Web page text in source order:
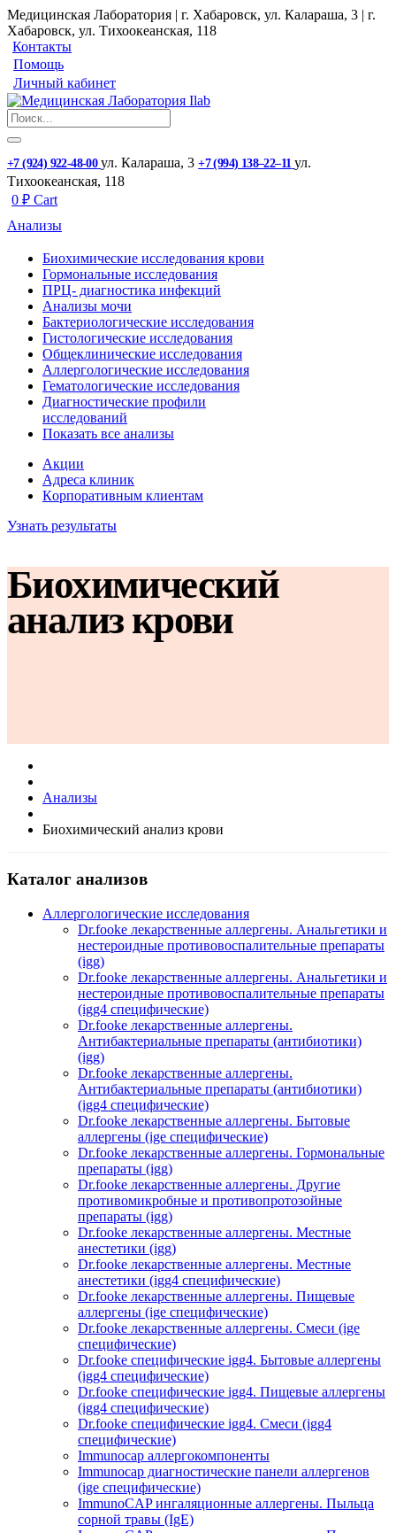
Медицинская Лаборатория | г. Хабаровск, ул. Калараша, 3 | г.
Хабаровск, ул. ​Тихоокеанская, 118
Контакты
Помощь
Личный кабинет
+7 (924) 922-48-00 ул. ​Калараша, 3 +7 (994) 138‒22‒11 ул. ​
Тихоокеанская, 118
0 ₽ Cart
Анализы
Биохимические исследования крови
Гормональные исследования
ПРЦ- диагностика инфекций
Анализы мочи
Бактериологические исследования
Гистологические исследования
Общеклинические исследования
Аллергологические исследования
Гематологические исследования
Диагностические профили
исследований
Показать все анализы
Акции
Адреса клиник
Кoрпоративным клиентам
Узнать результаты
Биохимический
анализ крови
Анализы
Биохимический анализ крови
Каталог анализов
Аллергологические исследования
Dr.fooke лекарственные аллергены. Анальгетики и
нестероидные противовоспалительные препараты
(igg)
Dr.fooke лекарственные аллергены. Анальгетики и
нестероидные противовоспалительные препараты
(igg4 специфические)
Dr.fooke лекарственные аллергены.
Антибактериальные препараты (антибиотики)
(igg)
Dr.fooke лекарственные аллергены.
Антибактериальные препараты (антибиотики)
(igg4 специфические)
Dr.fooke лекарственные аллергены. Бытовые
аллергены (ige специфические)
Dr.fooke лекарственные аллергены. Гормональные
препараты (igg)
Dr.fooke лекарственные аллергены. Другие
противомикробные и противопротозойные
препараты (igg)
Dr.fooke лекарственные аллергены. Местные
анестетики (igg)
Dr.fooke лекарственные аллергены. Местные
анестетики (igg4 специфические)
Dr.fooke лекарственные аллергены. Пищевые
аллергены (ige специфические)
Dr.fooke лекарственные аллергены. Смеси (ige
специфические)
Dr.fooke специфические igg4. Бытовые аллергены
(igg4 специфические)
Dr.fooke специфические igg4. Пищевые аллергены
(igg4 специфические)
Dr.fooke специфические igg4. Смеси (igg4
специфические)
Immunocap аллергокомпоненты
Immunocap диагностические панели аллергенов
(ige специфические)
ImmunoCAP ингаляционные аллергены. Пыльца
сорной травы (IgE)